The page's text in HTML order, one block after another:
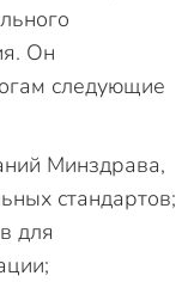
Он
следующие
Минздрава,
стандартов;
для